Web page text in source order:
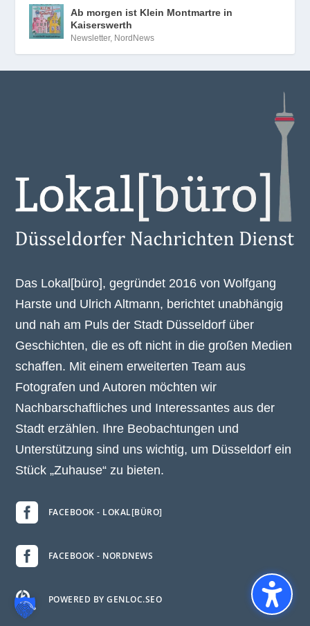
Ab morgen ist Klein Montmartre in
Kaiserswerth
Newsletter, NordNews
Das Lokal[büro], gegründet 2016 von Wolfgang
Harste und Ulrich Altmann, berichtet unabhängig
und nah am Puls der Stadt Düsseldorf über
Geschichten, die es oft nicht in die großen Medien
schaffen. Mit einem erweiterten Team aus
Fotografen und Autoren möchten wir
Nachbarschaftliches und Interessantes aus der
Stadt erzählen. Ihre Beobachtungen und
Unterstützung sind uns wichtig, um Düsseldorf ein
Stück „Zuhause“ zu bieten.
 FACEBOOK - LOKAL[BÜRO]
 FACEBOOK - NORDNEWS
 POWERED BY GENLOC.SEO